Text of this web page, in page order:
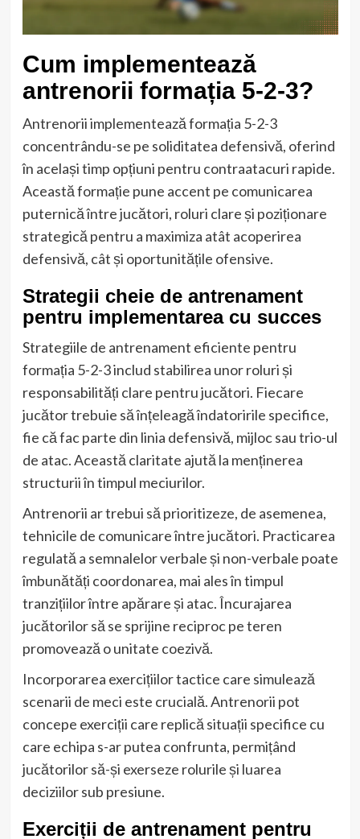
Cum implementează
antrenorii formația 5-2-3?
Antrenorii implementează formația 5-2-3
concentrându-se pe soliditatea defensivă, oferind
în același timp opțiuni pentru contraatacuri rapide.
Această formație pune accent pe comunicarea
puternică între jucători, roluri clare și poziționare
strategică pentru a maximiza atât acoperirea
defensivă, cât și oportunitățile ofensive.
Strategii cheie de antrenament
pentru implementarea cu succes
Strategiile de antrenament eficiente pentru
formația 5-2-3 includ stabilirea unor roluri și
responsabilități clare pentru jucători. Fiecare
jucător trebuie să înțeleagă îndatoririle specifice,
fie că fac parte din linia defensivă, mijloc sau trio-ul
de atac. Această claritate ajută la menținerea
structurii în timpul meciurilor.
Antrenorii ar trebui să prioritizeze, de asemenea,
tehnicile de comunicare între jucători. Practicarea
regulată a semnalelor verbale și non-verbale poate
îmbunătăți coordonarea, mai ales în timpul
tranzițiilor între apărare și atac. Încurajarea
jucătorilor să se sprijine reciproc pe teren
promovează o unitate coezivă.
Incorporarea exercițiilor tactice care simulează
scenarii de meci este crucială. Antrenorii pot
concepe exerciții care replică situații specifice cu
care echipa s-ar putea confrunta, permițând
jucătorilor să-și exerseze rolurile și luarea
deciziilor sub presiune.
Exerciții de antrenament pentru